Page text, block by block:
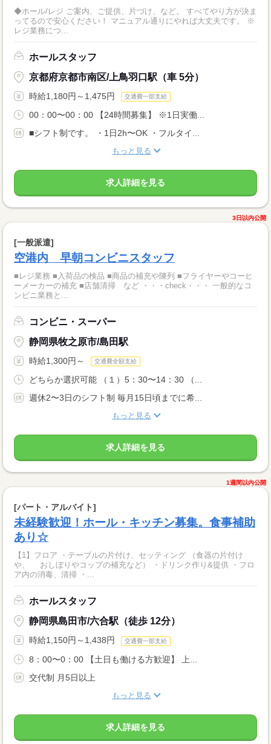
◆ホール/レジ ご案内、ご提供、片づけ、など。 すべてやり方が決ま
ってるので安心ください！ マニュアル通りにやれば大丈夫です。 ※
レジ業務につ...
ホールスタッフ
京都府京都市南区/上鳥羽口駅（車 5分）
時給1,180円～1,475円 交通費一部支給
00：00〜00：00 【24時間募集】 ※1日実働...
■シフト制です。 ・1日2h〜OK ・フルタイ...
もっと見る
求人詳細を見る
3日以内公開
[一般派遣]
空港内 早朝コンビニスタッフ
■レジ業務 ■入荷品の検品 ■商品の補充や陳列 ■フライヤーやコーヒ
ーメーカーの補充 ■店舗清掃 など ・・・check・・・ 一般的なコ
ンビニ業務と...
コンビニ・スーパー
静岡県牧之原市/島田駅
時給1,300円～ 交通費全額支給
どちらか選択可能 （１）5：30〜14：30 （...
週休2〜3日のシフト制 毎月15日頃までに希...
もっと見る
求人詳細を見る
1週間以内公開
[パート・アルバイト]
未経験歓迎！ホール・キッチン募集。食事補助
あり☆
【1】フロア ・テーブルの片付け、セッティング （食器の片付け
や、 おしぼりやコップの補充など） ・ドリンク作り&提供 ・フロ
ア内の消毒、清掃 ・...
ホールスタッフ
静岡県島田市/六合駅（徒歩 12分）
時給1,150円～1,438円 交通費一部支給
8：00〜0：00 【土日も働ける方歓迎】 上...
交代制 月5日以上
もっと見る
求人詳細を見る